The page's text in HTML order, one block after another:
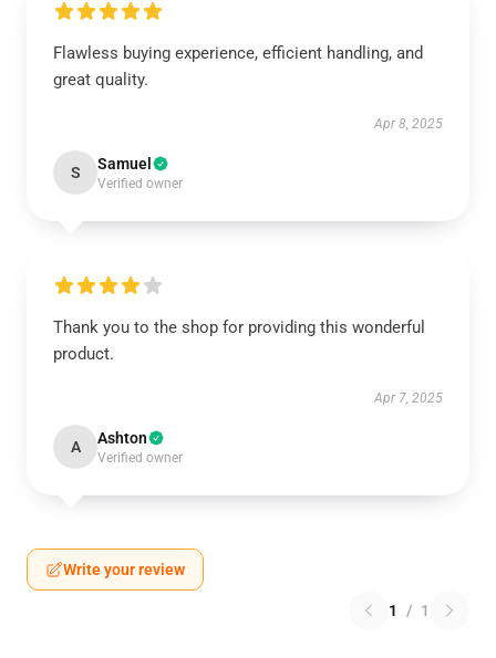
Flawless buying experience, efficient handling, and
great quality.
Apr 8, 2025
S Samuel
Verified owner
Thank you to the shop for providing this wonderful
product.
Apr 7, 2025
A Ashton
Verified owner
Write your review
1 / 1